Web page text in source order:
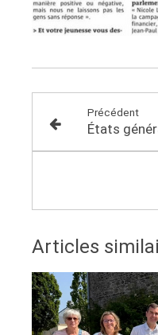
Précédent
Articles